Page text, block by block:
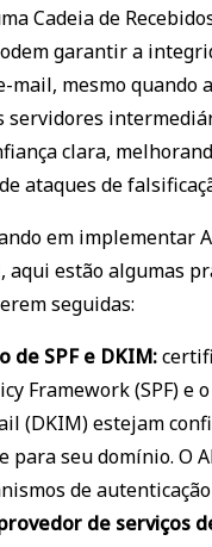
Cadeia de
garantir a
mail, mesmo quando
servidores
clara,
ataques de
em implementar
aqui estão algumas
seguidas:
de SPF e DKIM:
Framework (SPF) e
(DKIM) estejam
para seu domínio. O
de
de serviços